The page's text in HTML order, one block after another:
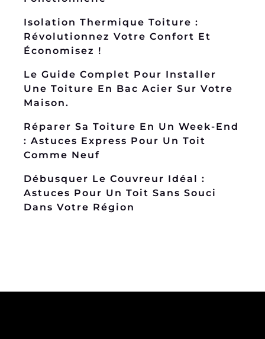
Isolation Thermique Toiture :
Révolutionnez Votre Confort Et
Économisez !
Le Guide Complet Pour Installer
Une Toiture En Bac Acier Sur Votre
Maison.
Réparer Sa Toiture En Un Week-End
: Astuces Express Pour Un Toit
Comme Neuf
Débusquer Le Couvreur Idéal :
Astuces Pour Un Toit Sans Souci
Dans Votre Région